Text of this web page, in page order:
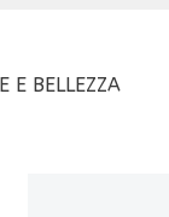
E BELLEZZA